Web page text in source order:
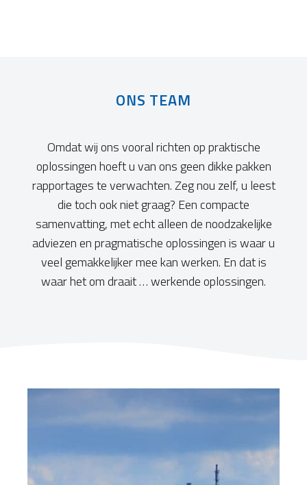
ONS TEAM
Omdat wij ons vooral richten op praktische
oplossingen hoeft u van ons geen dikke pakken
rapportages te verwachten. Zeg nou zelf, u leest
die toch ook niet graag? Een compacte
samenvatting, met echt alleen de noodzakelijke
adviezen en pragmatische oplossingen is waar u
veel gemakkelijker mee kan werken. En dat is
waar het om draait … werkende oplossingen.